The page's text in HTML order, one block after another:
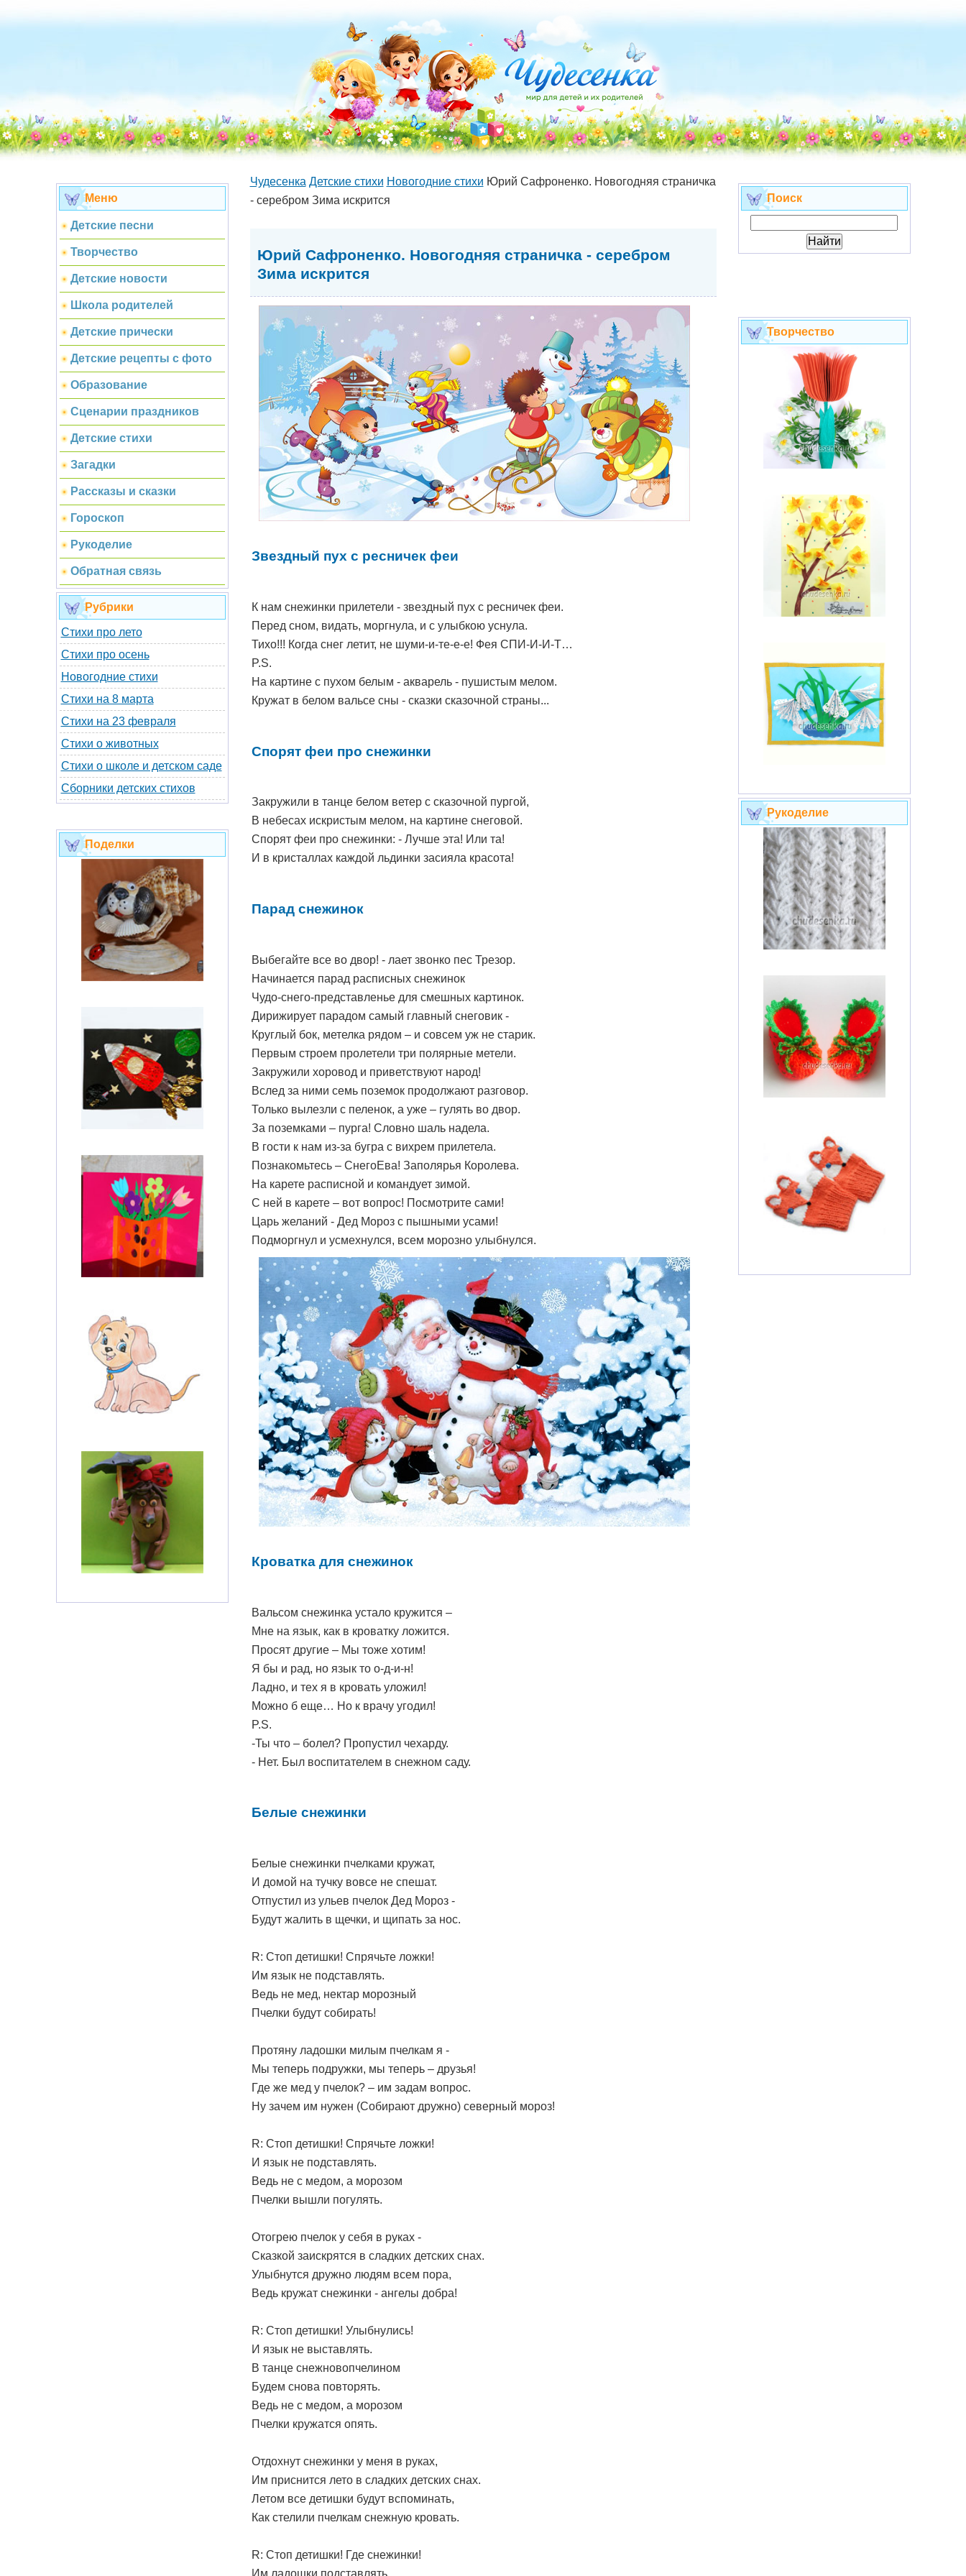
Меню
Детские песни
Творчество
Детские новости
Школа родителей
Детские прически
Детские рецепты с фото
Образование
Сценарии праздников
Детские стихи
Загадки
Рассказы и сказки
Гороскоп
Рукоделие
Обратная связь
Рубрики
Стихи про лето
Стихи про осень
Новогодние стихи
Стихи на 8 марта
Стихи на 23 февраля
Стихи о животных
Стихи о школе и детском саде
Сборники детских стихов
Поделки
Чудесенка Детские стихи Новогодние стихи Юрий Сафроненко. Новогодняя страничка
- серебром Зима искрится
Юрий Сафроненко. Новогодняя страничка - серебром
Зима искрится
Звездный пух с ресничек феи
К нам снежинки прилетели - звездный пух с ресничек феи.
Перед сном, видать, моргнула, и с улыбкою уснула.
Тихо!!! Когда снег летит, не шуми-и-те-е-е! Фея СПИ-И-И-Т…
P.S.
На картине с пухом белым - акварель - пушистым мелом.
Кружат в белом вальсе сны - сказки сказочной страны...
Спорят феи про снежинки
Закружили в танце белом ветер с сказочной пургой,
В небесах искристым мелом, на картине снеговой.
Спорят феи про снежинки: - Лучше эта! Или та!
И в кристаллах каждой льдинки засияла красота!
Парад снежинок
Выбегайте все во двор! - лает звонко пес Трезор.
Начинается парад расписных снежинок
Чудо-снего-представленье для смешных картинок.
Дирижирует парадом самый главный снеговик -
Круглый бок, метелка рядом – и совсем уж не старик.
Первым строем пролетели три полярные метели.
Закружили хоровод и приветствуют народ!
Вслед за ними семь поземок продолжают разговор.
Только вылезли с пеленок, а уже – гулять во двор.
За поземками – пурга! Словно шаль надела.
В гости к нам из-за бугра с вихрем прилетела.
Познакомьтесь – СнегоЕва! Заполярья Королева.
На карете расписной и командует зимой.
С ней в карете – вот вопрос! Посмотрите сами!
Царь желаний - Дед Мороз с пышными усами!
Подморгнул и усмехнулся, всем морозно улыбнулся.
Кроватка для снежинок
Вальсом снежинка устало кружится –
Мне на язык, как в кроватку ложится.
Просят другие – Мы тоже хотим!
Я бы и рад, но язык то о-д-и-н!
Ладно, и тех я в кровать уложил!
Можно б еще… Но к врачу угодил!
P.S.
-Ты что – болел? Пропустил чехарду.
- Нет. Был воспитателем в снежном саду.
Белые снежинки
Белые снежинки пчелками кружат,
И домой на тучку вовсе не спешат.
Отпустил из ульев пчелок Дед Мороз -
Будут жалить в щечки, и щипать за нос.
R: Стоп детишки! Спрячьте ложки!
Им язык не подставлять.
Ведь не мед, нектар морозный
Пчелки будут собирать!
Протяну ладошки милым пчелкам я -
Мы теперь подружки, мы теперь – друзья!
Где же мед у пчелок? – им задам вопрос.
Ну зачем им нужен (Собирают дружно) северный мороз!
R: Стоп детишки! Спрячьте ложки!
И язык не подставлять.
Ведь не с медом, а морозом
Пчелки вышли погулять.
Отогрею пчелок у себя в руках -
Сказкой заискрятся в сладких детских снах.
Улыбнутся дружно людям всем пора,
Ведь кружат снежинки - ангелы добра!
R: Стоп детишки! Улыбнулись!
И язык не выставлять.
В танце снежновопчелином
Будем снова повторять.
Ведь не с медом, а морозом
Пчелки кружатся опять.
Отдохнут снежинки у меня в руках,
Им приснится лето в сладких детских снах.
Летом все детишки будут вспоминать,
Как стелили пчелкам снежную кровать.
R: Стоп детишки! Где снежинки!
Поиск
Творчество
Рукоделие